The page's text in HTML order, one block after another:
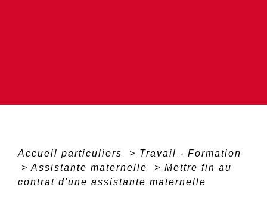
Accueil particuliers > Travail - Formation
> Assistante maternelle > Mettre fin au
contrat d'une assistante maternelle